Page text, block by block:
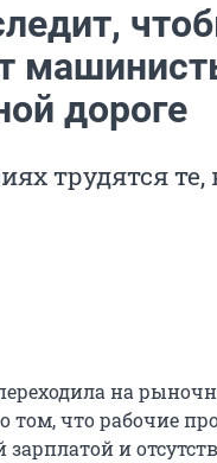
дороге
трудятся
на
том, что рабочие
и